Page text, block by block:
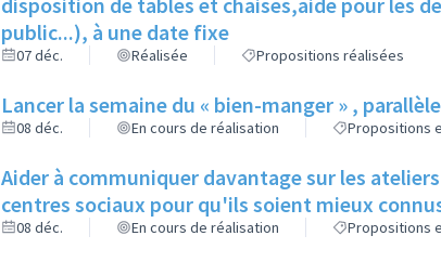
public...), à une date fixe
07 déc. Réalisée Propositions réalisées
Lancer la semaine du « bien-manger » ,
08 déc. En cours de réalisation Propositions
Aider à communiquer davantage sur les
centres sociaux pour qu'ils soient mieux
08 déc. En cours de réalisation Propositions